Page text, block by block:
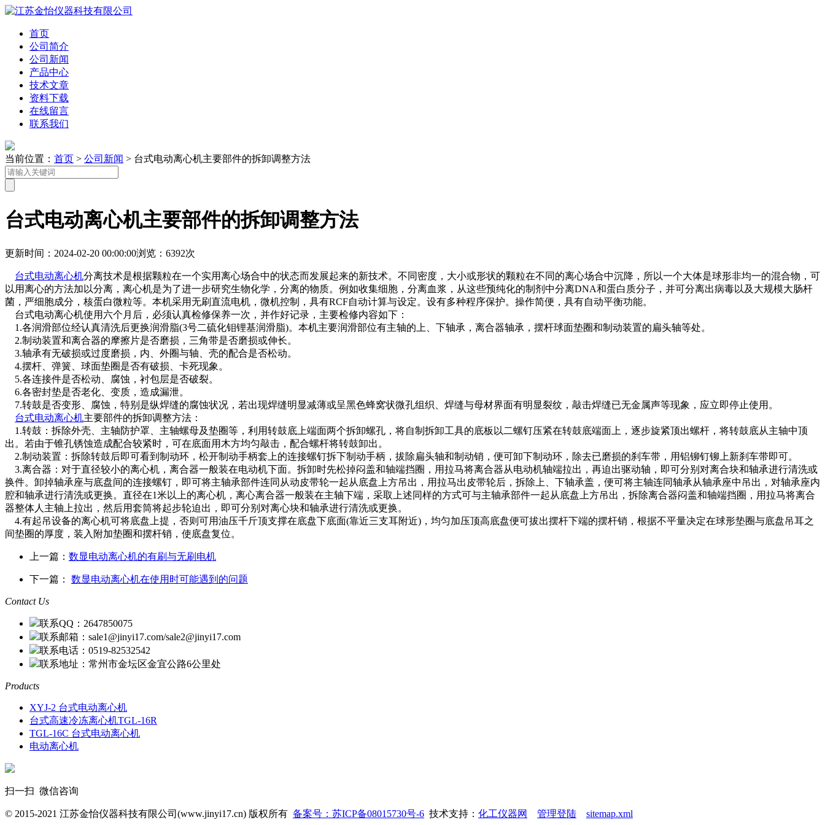
首页
公司简介
公司新闻
产品中心
技术文章
资料下载
在线留言
联系我们
当前位置： 首页 > 公司新闻 > 台式电动离心机主要部件的拆卸调整方法
台式电动离心机主要部件的拆卸调整方法
更新时间：2024-02-20 00:00:00浏览：6392次
台式电动离心机分离技术是根据颗粒在一个实用离心场合中的状态而发展起来的新技术。不同密度，大小或形状的颗粒在不同的离心场合中沉降，所以一个大体是球形非均一的混合物，可
以用离心的方法加以分离，离心机是为了进一步研究生物化学，分离的物质。例如收集细胞，分离血浆，从这些预纯化的制剂中分离DNA和蛋白质分子，并可分离出病毒以及大规模大肠杆
菌，严细胞成分，核蛋白微粒等。本机采用无刷直流电机，微机控制，具有RCF自动计算与设定。设有多种程序保护。操作简便，具有自动平衡功能。
台式电动离心机使用六个月后，必须认真检修保养一次，并作好记录，主要检修内容如下：
1.各润滑部位经认真清洗后更换润滑脂(3号二硫化钼锂基润滑脂)。本机主要润滑部位有主轴的上、下轴承，离合器轴承，摆杆球面垫圈和制动装置的扁头轴等处。
2.制动装置和离合器的摩擦片是否磨损，三角带是否磨损或伸长。
3.轴承有无破损或过度磨损，内、外圈与轴、壳的配合是否松动。
4.摆杆、弹簧、球面垫圈是否有破损、卡死现象。
5.各连接件是否松动、腐蚀，衬包层是否破裂。
6.各密封垫是否老化、变质，造成漏泄。
7.转鼓是否变形、腐蚀，特别是纵焊缝的腐蚀状况，若出现焊缝明显减薄或呈黑色蜂窝状微孔组织、焊缝与母材界面有明显裂纹，敲击焊缝已无金属声等现象，应立即停止使用。
台式电动离心机主要部件的拆卸调整方法：
1.转鼓：拆除外壳、主轴防护罩、主轴螺母及垫圈等，利用转鼓底上端面两个拆卸螺孔，将自制拆卸工具的底板以二螺钉压紧在转鼓底端面上，逐步旋紧顶出螺杆，将转鼓底从主轴中顶
出。若由于锥孔锈蚀造成配合较紧时，可在底面用木方均匀敲击，配合螺杆将转鼓卸出。
2.制动装置：拆除转鼓后即可看到制动环，松开制动手柄套上的连接螺钉拆下制动手柄，拔除扁头轴和制动销，便可卸下制动环，除去已磨损的刹车带，用铝铆钉铆上新刹车带即可。
3.离合器：对于直径较小的离心机，离合器一般装在电动机下面。拆卸时先松掉闷盖和轴端挡圈，用拉马将离合器从电动机轴端拉出，再迫出驱动轴，即可分别对离合块和轴承进行清洗或
换件。卸掉轴承座与底盘间的连接螺钉，即可将主轴承部件连同从动皮带轮一起从底盘上方吊出，用拉马出皮带轮后，拆除上、下轴承盖，便可将主轴连同轴承从轴承座中吊出，对轴承座内
腔和轴承进行清洗或更换。直径在1米以上的离心机，离心离合器一般装在主轴下端，采取上述同样的方式可与主轴承部件一起从底盘上方吊出，拆除离合器闷盖和轴端挡圈，用拉马将离合
器整体人主轴上拉出，然后用套筒将起步轮迫出，即可分别对离心块和轴承进行清洗或更换。
4.有起吊设备的离心机可将底盘上提，否则可用油压千斤顶支撑在底盘下底面(靠近三支耳附近)，均匀加压顶高底盘便可拔出摆杆下端的摆杆销，根据不平量决定在球形垫圈与底盘吊耳之
间垫圈的厚度，装入附加垫圈和摆杆销，使底盘复位。
上一篇： 数显电动离心机的有刷与无刷电机
下一篇： 数显电动离心机在使用时可能遇到的问题
Contact Us
联系QQ：2647850075
联系邮箱：sale1@jinyi17.com/sale2@jinyi17.com
联系电话：0519-82532542
联系地址：常州市金坛区金宜公路6公里处
Products
XYJ-2 台式电动离心机
台式高速冷冻离心机TGL-16R
TGL-16C 台式电动离心机
电动离心机
扫一扫 微信咨询
© 2015-2021 江苏金怡仪器科技有限公司(www.jinyi17.cn) 版权所有 备案号：苏ICP备08015730号-6 技术支持： 化工仪器网 管理登陆 sitemap.xml